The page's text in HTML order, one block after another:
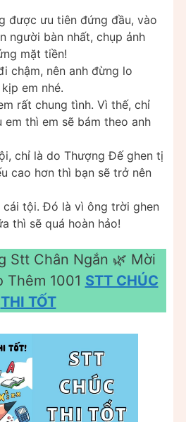
được ưu tiên đứng đầu, vào
người bàn nhất, chụp ảnh
mặt tiền!
chậm, nên anh đừng lo
em nhé.
rất chung tình. Vì thế, chỉ
em thì em sẽ bám theo anh
chỉ là do Thượng Đế ghen tị
cao hơn thì bạn sẽ trở nên
cái tội. Đó là vì ông trời ghen
thì sẽ quá hoàn hảo!
Stt Chân Ngắn 🌿 Mời
Thêm 1001 STT CHÚC
THI TỐT